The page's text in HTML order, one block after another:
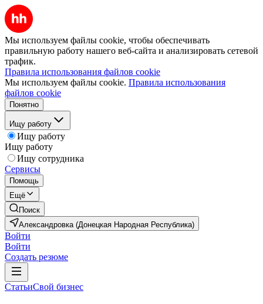
Мы используем файлы cookie, чтобы обеспечивать
правильную работу нашего веб-сайта и анализировать сетевой
трафик.
Правила использования файлов cookie
Мы используем файлы cookie. Правила использования
файлов cookie
Понятно
Ищу работу
Ищу работу
Ищу работу
Ищу сотрудника
Сервисы
Помощь
Ещё
Поиск
Александровка (Донецкая Народная Республика)
Войти
Войти
Создать резюме
СтатьиСвой бизнес